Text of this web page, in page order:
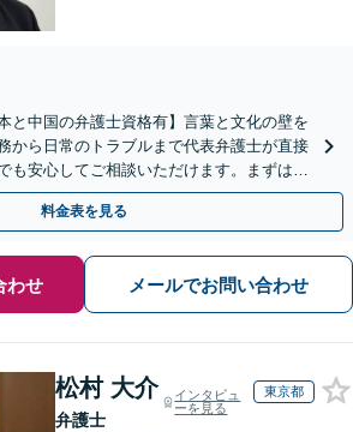
と中国の弁護士資格有】言葉と文化の壁を
から日常のトラブルまで代表弁護士が直接
も安心してご相談いただけます。まずは一
。【初回相談無料】
料金表を見る
わせ メールでお問い合わせ
松村 大介
弁護士
インタビュ
ーを見る
東京都